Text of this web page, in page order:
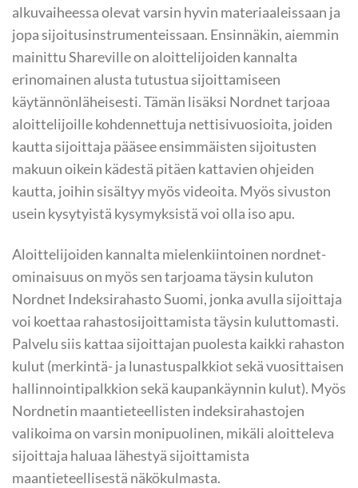
alkuvaiheessa olevat varsin hyvin materiaaleissaan ja
jopa sijoitusinstrumenteissaan. Ensinnäkin, aiemmin
mainittu Shareville on aloittelijoiden kannalta
erinomainen alusta tutustua sijoittamiseen
käytännönläheisesti. Tämän lisäksi Nordnet tarjoaa
aloittelijoille kohdennettuja nettisivuosioita, joiden
kautta sijoittaja pääsee ensimmäisten sijoitusten
makuun oikein kädestä pitäen kattavien ohjeiden
kautta, joihin sisältyy myös videoita. Myös sivuston
usein kysytyistä kysymyksistä voi olla iso apu.
Aloittelijoiden kannalta mielenkiintoinen nordnet-
ominaisuus on myös sen tarjoama täysin kuluton
Nordnet Indeksirahasto Suomi, jonka avulla sijoittaja
voi koettaa rahastosijoittamista täysin kuluttomasti.
Palvelu siis kattaa sijoittajan puolesta kaikki rahaston
kulut (merkintä- ja lunastuspalkkiot sekä vuosittaisen
hallinnointipalkkion sekä kaupankäynnin kulut). Myös
Nordnetin maantieteellisten indeksirahastojen
valikoima on varsin monipuolinen, mikäli aloitteleva
sijoittaja haluaa lähestyä sijoittamista
maantieteellisestä näkökulmasta.